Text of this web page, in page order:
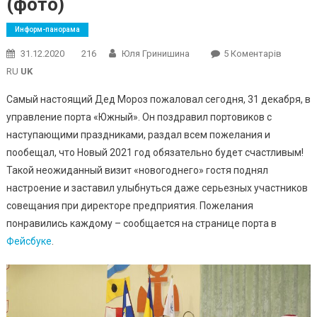
(фото)
Информ-панорама
31.12.2020 216 Юля Гринишина 5 КоментарівДо
Года
Дед
RU UK
Самый настоящий Дед Мороз пожаловал сегодня, 31 декабря, в
управление порта «Южный». Он поздравил портовиков с
наступающими праздниками, раздал всем пожелания и
пообещал, что Новый 2021 год обязательно будет счастливым!
Такой неожиданный визит «новогоднего» гостя поднял
настроение и заставил улыбнуться даже серьезных участников
совещания при директоре предприятия. Пожелания
понравились каждому – сообщается на странице порта в
Фейсбуке.